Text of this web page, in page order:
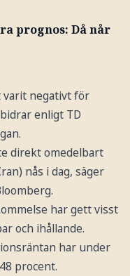
prognos: Då når
negativt för
enligt TD
direkt omedelbart
nås i dag, säger
har gett visst
och ihållande.
har under
procent.